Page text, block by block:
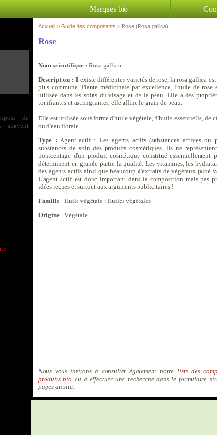
Marques bio
Accueil > Guide des composants > Rose (Rosa gallica)
Rose
Nom scientifique : Rosa gallica
Description : Il existe différentes variétés de rose, la rosa gallica
plus commune. Plante médicinale par excellence, l'huile de rose
utilisée dans les soins du visage et de la peau. Elle a des
tonifiantes et astringeantes, elle affine le grain de peau.
Elle est utilisée sous forme d'huile végétale, d'huile essentielle, de
ou d'eau florale.
Type : Agent actif: Les agents actifs (substances actives ou
substances de soin des produits cosmétiques. Ils ne
pourcentage d'un produit cosmétique constitué essentiellement
déterminent en grande partie la qualité. Les vitamines, les
des agents actifs ainsi que beaucoup d'extraits de végétaux (aloé
L'agent actif est donc important dans la composition mais pas
idées reçues et surtout aux arguments publicitaires !
Famille : Huile végétale : Huiles végétales
Origine : Végétale
Nous vous invitons à consulter également notre liste des
produits bio ou à effectuer une recherche dans le formulaire
pages du site.
de
souvent